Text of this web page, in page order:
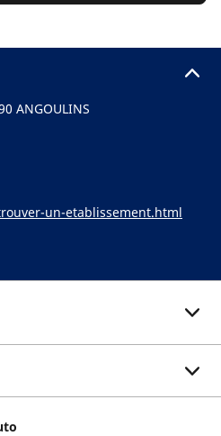
ANGOULINS
un-etablissement.html